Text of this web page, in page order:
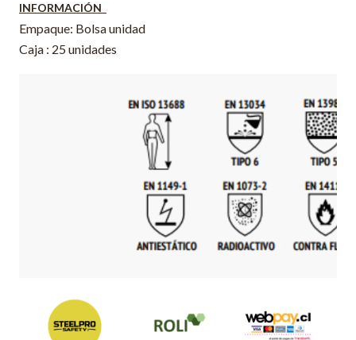
INFORMACIÓN
Empaque: Bolsa unidad
Caja : 25 unidades